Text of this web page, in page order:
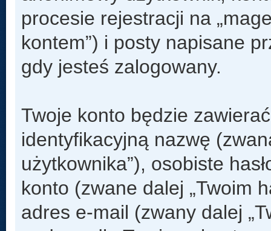
procesie rejestracji na
kontem”) i posty napisane
gdy jesteś zalogowany.
Twoje konto będzie
identyfikacyjną nazwę
użytkownika”), osobiste
konto (zwane dalej „Twoim
adres e-mail (zwany dalej